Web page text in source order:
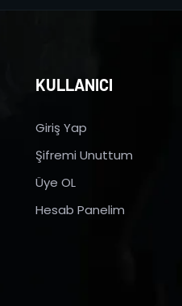
KULLANICI
Giriş Yap
Şifremi Unuttum
Üye OL
Hesab Panelim